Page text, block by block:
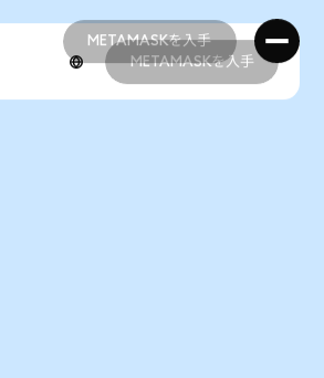
METAMASKを入手
METAMASKを入手
METAMASKを入手